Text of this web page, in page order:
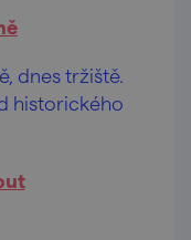
dnes tržiště.
historického